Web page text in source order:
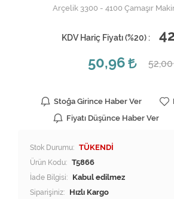
Arçelik 3300 - 4100 Çamaşır
KDV Hariç Fiyatı (%20) :
50,96
Stoğa Girince Haber Ver
Fiyatı Düşünce Haber Ver
Stok Durumu: TÜKENDİ
Ürün Kodu: T5866
İade Bilgisi:
Siparişiniz: Hızlı Kargo